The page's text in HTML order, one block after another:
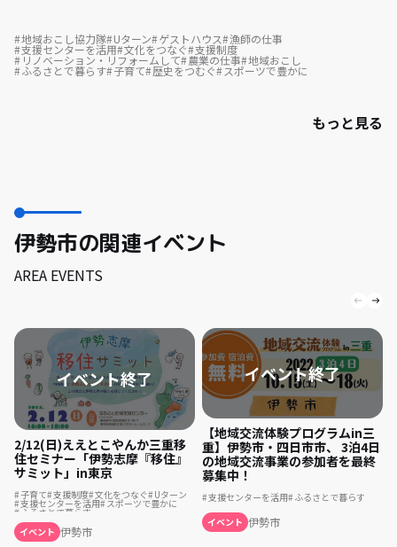
地域おこし協力隊 Uターン ゲストハウス 漁師の仕事
支援センターを活用 文化をつなぐ 支援制度
リノベーション・リフォームして 農業の仕事 地域おこし
ふるさとで暮らす 子育て 歴史をつむぐ スポーツで豊かに
もっと見る
伊勢市の関連イベント
AREA EVENTS
2/12(日)ええとこやんか三重移
住セミナー「伊勢志摩『移住』
サミット」in東京
子育て 支援制度 文化をつなぐ Uターン
支援センターを活用 スポーツで豊かに
ふるさとで暮らす
イベント 伊勢市
【地域交流体験プログラムin三
重】伊勢市・四日市市、 3泊4日
の地域交流事業の参加者を最終
募集中！
支援センターを活用 ふるさとで暮らす
イベント 伊勢市